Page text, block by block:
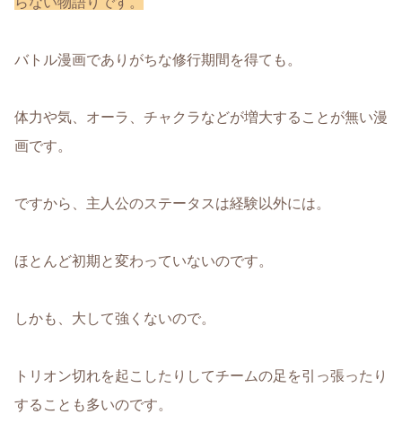
バトル漫画でありがちな修行期間を得ても。
体力や気、オーラ、チャクラなどが増大することが無い漫
画です。
ですから、主人公のステータスは経験以外には。
ほとんど初期と変わっていないのです。
しかも、大して強くないので。
トリオン切れを起こしたりしてチームの足を引っ張ったり
することも多いのです。